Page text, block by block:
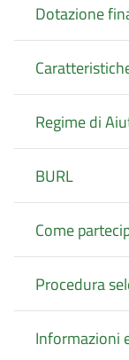
Dotazione
Regime di
BURL
Come
Procedura
Informazioni